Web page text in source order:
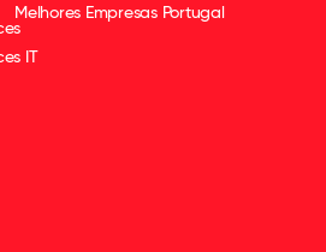
IT
Melhores Empresas Portugal